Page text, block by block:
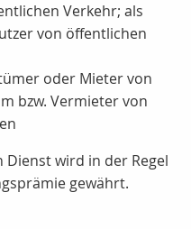
Verkehr; als
von öffentlichen
oder Mieter von
bzw. Vermieter von
wird in der Regel
gewährt.